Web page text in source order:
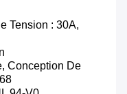
Tension : 30A,
Conception De